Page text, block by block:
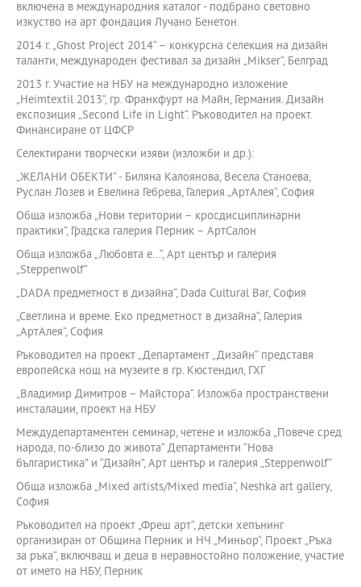
включена в международния каталог - подбрано световно
изкуство на арт фондация Лучано Бенетон.
2014 г. „Ghost Project 2014“ – конкурсна селекция на дизайн
таланти, международен фестивал за дизайн „Mikser“, Белград
2013 г. Участие на НБУ на международно изложение
„Heimtextil 2013“, гр. Франкфурт на Майн, Германия. Дизайн
експозиция „Second Life in Light“. Ръководител на проект.
Финансиране от ЦФСР
Селектирани творчески изяви (изложби и др.):
„ЖЕЛАНИ ОБЕКТИ“ - Биляна Калоянова, Весела Станоева,
Руслан Лозев и Евелина Гебрева, Галерия „АртАлея“, София
Обща изложба „Нови територии – кросдисциплинарни
практики“, Градска галерия Перник – АртСалон
Обща изложба „Любовта е...“, Арт център и галерия
„Steppenwolf“
„DADA предметност в дизайна“, Dada Cultural Bar, София
„Светлина и време. Еко предметност в дизайна“, Галерия
„АртАлея“, София
Ръководител на проект „Департамент „Дизайн“ представя
европейска нощ на музеите в гр. Кюстендил, ГХГ
„Владимир Димитров – Майстора“. Изложба пространствени
инсталации, проект на НБУ
Междудепартаментен семинар, четене и изложба „Повече сред
народа, по-близо до живота“ Департаменти “Нова
българистика” и “Дизайн”, Арт център и галерия „Steppenwolf“
Обща изложба „Mixed artists/Mixed media“, Neshka art gallery,
София
Ръководител на проект „Фреш арт“, детски хепънинг
организиран от Община Перник и НЧ „Миньор“, Проект „Ръка
за ръка“, включващ и деца в неравностойно положение, участие
от името на НБУ, Перник